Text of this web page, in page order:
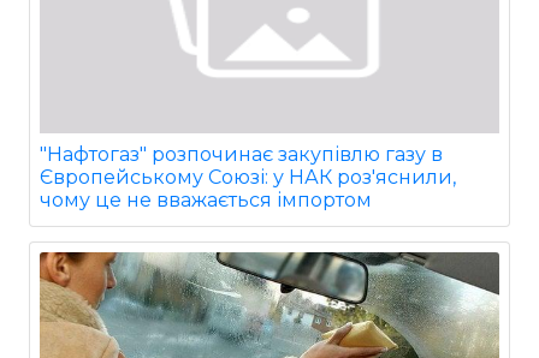
"Нафтогаз" розпочинає закупівлю газу в
Європейському Союзі: у НАК роз'яснили,
чому це не вважається імпортом